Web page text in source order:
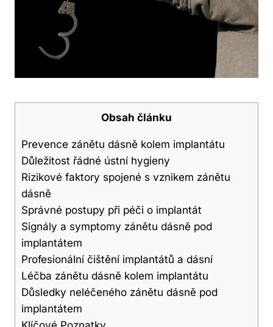
Obsah článku
Prevence zánětu dásně kolem implantátu
Důležitost řádné ústní hygieny
Rizikové faktory spojené s vznikem zánětu
dásně
Správné postupy při péči o implantát
Signály a symptomy zánětu dásně pod
implantátem
Profesionální čištění implantátů a dásní
Léčba zánětu dásně kolem implantátu
Důsledky neléčeného zánětu dásně pod
implantátem